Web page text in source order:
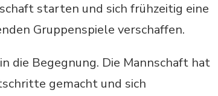
starten und sich frühzeitig eine
Gruppenspiele verschaffen.
die Begegnung. Die Mannschaft hat
gemacht und sich